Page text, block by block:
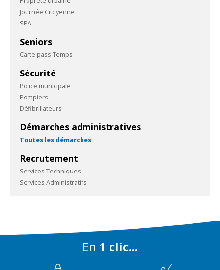
Journée Citoyenne
SPA
Seniors
Carte pass'Temps
Sécurité
Police municipale
Pompiers
Défibrillateurs
Démarches administratives
Toutes les démarches
Recrutement
Services Techniques
Services Administratifs
En 1 clic...